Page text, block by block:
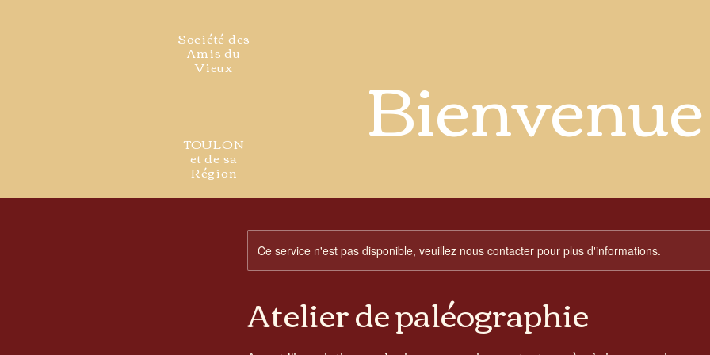
Société des
Amis du
Vieux
TOULON
et de sa
Région
Bienvenue
Ce service n'est pas disponible, veuillez nous contacter pour plus d'informations.
Atelier de paléographie